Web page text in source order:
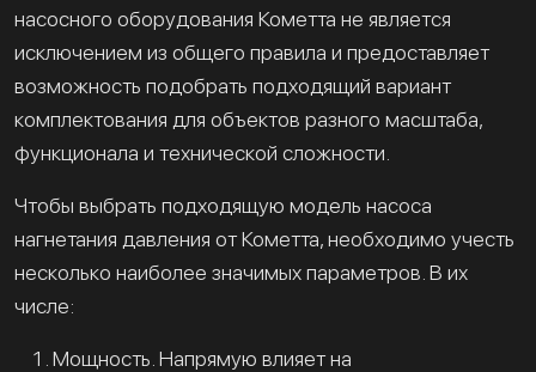
насосного оборудования Кометта не является
исключением из общего правила и предоставляет
возможность подобрать подходящий вариант
комплектования для объектов разного масштаба,
функционала и технической сложности.
Чтобы выбрать подходящую модель насоса
нагнетания давления от Кометта, необходимо учесть
несколько наиболее значимых параметров. В их
числе:
Мощность. Напрямую влияет на